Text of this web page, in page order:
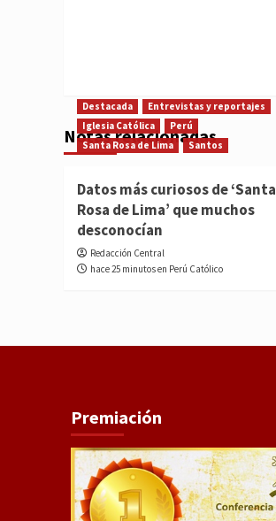
Notas relacionadas
Destacada
Entrevistas y reportajes
Iglesia Católica
Perú
Santa Rosa de Lima
Santos
Datos más curiosos de ‘Santa
Rosa de Lima’ que muchos
desconocían
Redacción Central
hace 25 minutos en Perú Católico
Premiación